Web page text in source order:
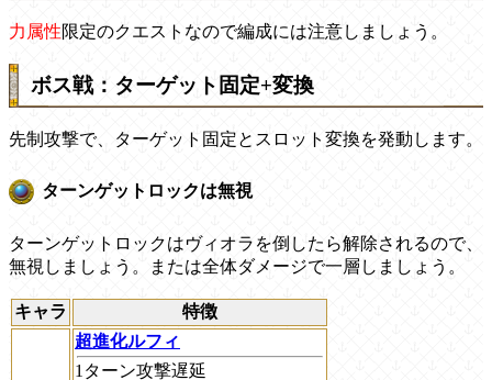
力属性限定のクエストなので編成には注意しましょう。
ボス戦：ターゲット固定+変換
先制攻撃で、ターゲット固定とスロット変換を発動します。
ターンゲットロックは無視
ターンゲットロックはヴィオラを倒したら解除されるので、
無視しましょう。または全体ダメージで一層しましょう。
キャラ
特徴
超進化ルフィ
1ターン攻撃遅延